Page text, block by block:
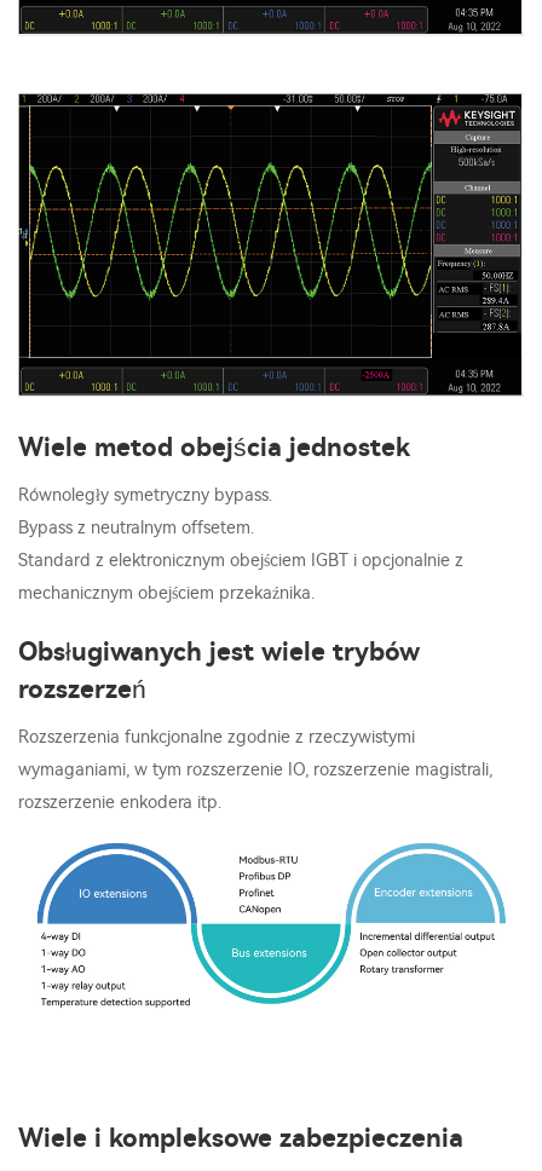
Wiele metod obejścia jednostek
Równoległy symetryczny bypass.
Bypass z neutralnym offsetem.
Standard z elektronicznym obejściem IGBT i opcjonalnie z
mechanicznym obejściem przekaźnika.
Obsługiwanych jest wiele trybów
rozszerzeń
Rozszerzenia funkcjonalne zgodnie z rzeczywistymi
wymaganiami, w tym rozszerzenie IO, rozszerzenie magistrali,
rozszerzenie enkodera itp.
Wiele i kompleksowe zabezpieczenia